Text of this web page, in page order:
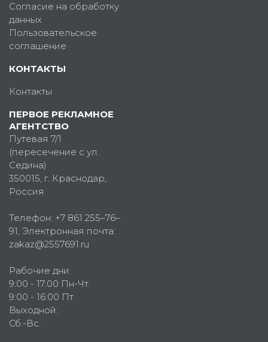
Согласие на обработку
данных
Пользовательское
соглашение
КОНТАКТЫ
Контакты
ПЕРВОЕ РЕКЛАМНОЕ
АГЕНТСТВО
Путевая 7/1
(пересечение с ул.
Седина)
350015, г. Краснодар,
Россия
Телефон: +7 861 255–76–
91, Электронная почта:
zakaz@2557691.ru
Рабочие дни:
9:00 - 17:00 Пн-Чт
9:00 - 16:00 Пт
Выходной:
Сб.-Вс.